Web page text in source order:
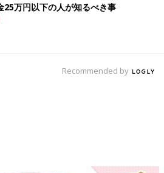
25万円以下の人が知るべき事
Recommended by